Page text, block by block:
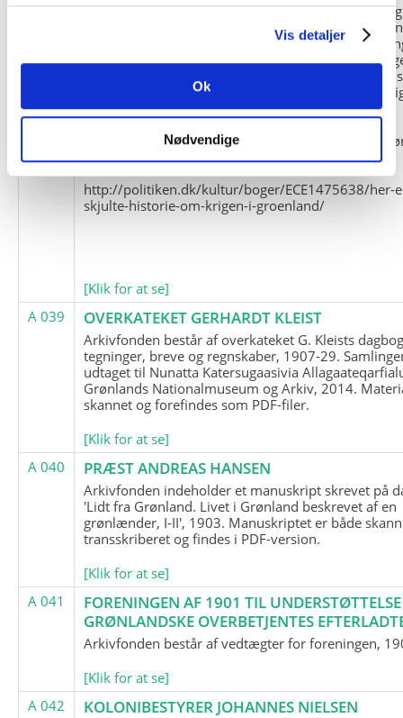
Vis detaljer
Ok
Nødvendige
og Marius Jensen som medlem. Marius Jensens
befinder sig i Militärhistorisches Museum i Dresden
(Tyskland). Kopierne af Friedrich Littmanns
klausuleret iht. aftalen med giveren og Franz
Kontakt venligst Arktisk Instituts ledelse i
brugen af materialet til studie- og
formål.
Nedenunder findes et link til en presseartikel
historien om Nordøstgrønlands Slædepatrulje:
http://politiken.dk/kultur/boger/ECE1475638/her-
skjulte-historie-om-krigen-i-groenland/
[Klik for at se]
A 039
OVERKATEKET GERHARDT KLEIST
Arkivfonden består af overkateket G. Kleists
tegninger, breve og regnskaber, 1907-29.
udtaget til Nunatta Katersugaasivia
Grønlands Nationalmuseum og Arkiv, 2014.
skannet og forefindes som PDF-filer.
[Klik for at se]
A 040
PRÆST ANDREAS HANSEN
Arkivfonden indeholder et manuskript skrevet på
'Lidt fra Grønland. Livet i Grønland beskrevet af en
grønlænder, I-II', 1903. Manuskriptet er både
transskriberet og findes i PDF-version.
[Klik for at se]
A 041
FORENINGEN AF 1901 TIL
GRØNLANDSKE OVERBETJENTES
Arkivfonden består af vedtægter for foreningen,
[Klik for at se]
A 042
KOLONIBESTYRER JOHANNES NIELSEN